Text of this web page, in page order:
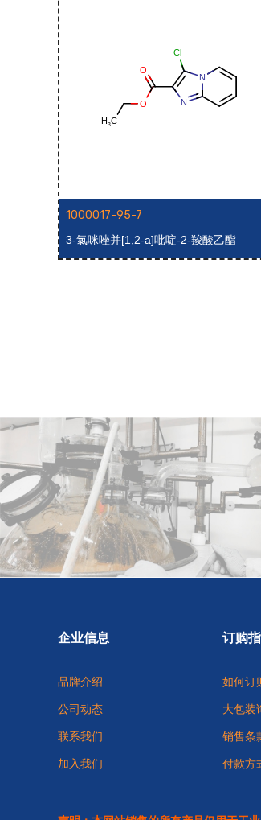
1000017-95-7
3-氯咪唑并[1,2-a]吡啶-2-羧酸乙酯
企业信息
品牌介绍
公司动态
联系我们
加入我们
订购
如何订
大包装
销售条
付款方